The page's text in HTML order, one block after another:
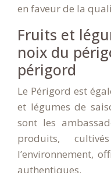
en faveur de la
Fruits et
noix du
périgord
Le Périgord est
et légumes de
sont les
produits,
l’environnement,
authentiques.